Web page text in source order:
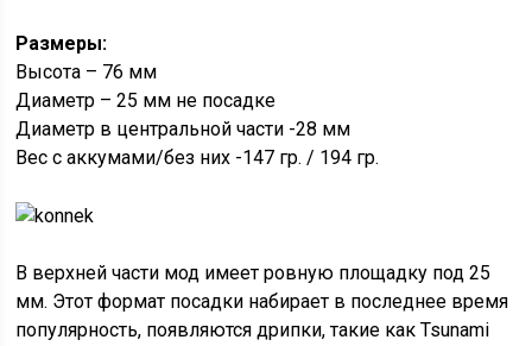
Размеры:
Высота – 76 мм
Диаметр – 25 мм не посадке
Диаметр в центральной части -28 мм
Вес с аккумами/без них -147 гр. / 194 гр.
В верхней части мод имеет ровную площадку под 25
мм. Этот формат посадки набирает в последнее время
популярность, появляются дрипки, такие как Tsunami